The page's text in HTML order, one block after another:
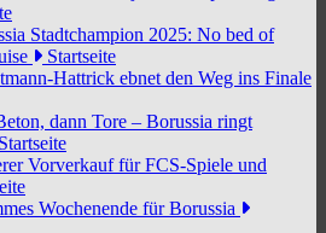
Stadtchampion 2025: No bed of
Startseite
Hattrick ebnet den Weg ins Finale
dann Tore – Borussia ringt
Startseite
Vorverkauf für FCS-Spiele und
Wochenende für Borussia